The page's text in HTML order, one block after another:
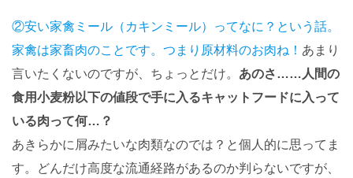
②安い家禽ミール（カキンミール）ってなに？という話。
家禽は家畜肉のことです。つまり原材料のお肉ね！ あまり
言いたくないのですが、ちょっとだけ。 あのさ……人間の
食用小麦粉以下の値段で手に入るキャットフードに入って
いる肉って何…？
あきらかに屑みたいな肉類なのでは？と個人的に思ってま
す。どんだけ高度な流通経路があるのか判らないですが、